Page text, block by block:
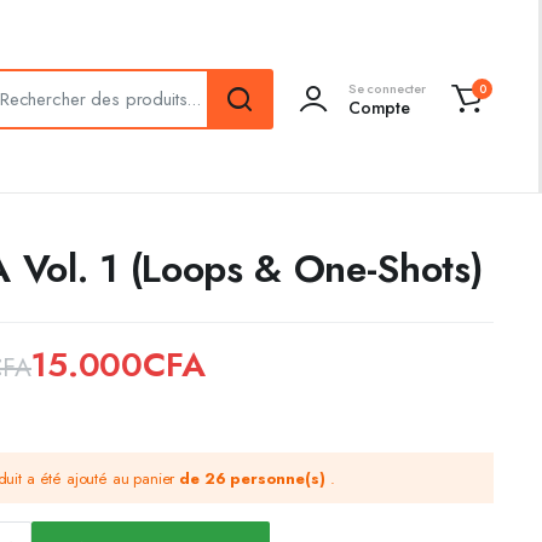
Se connecter
Compte
0
Vol. 1 (Loops & One-Shots)
15.000CFA
a été ajouté au panier de 26 personne(s) .